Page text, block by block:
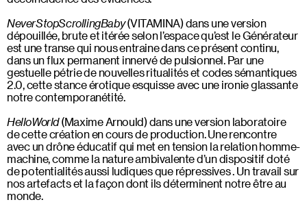
NeverStopScrollingBaby(VITAMINA) dans une version
dépouillée, brute et itérée selon l’espace qu’est le Générateur
est une transe qui nous entraine dans ce présent continu,
dans un flux permanent innervé de pulsionnel. Par une
gestuelle pétrie de nouvelles ritualités et codes sémantiques
2.0, cette stance érotique esquisse avec une ironie glassante
notre contemporanétité.
HelloWorld(Maxime Arnould) dans une version laboratoire
de cette création en cours de production. Une rencontre
avec un drône éducatif qui met en tension la relation homme-
machine, comme la nature ambivalente d’un dispositif doté
de potentialités aussi ludiques que répressives . Un travail sur
nos artefacts et la façon dont ils déterminent notre être au
monde.